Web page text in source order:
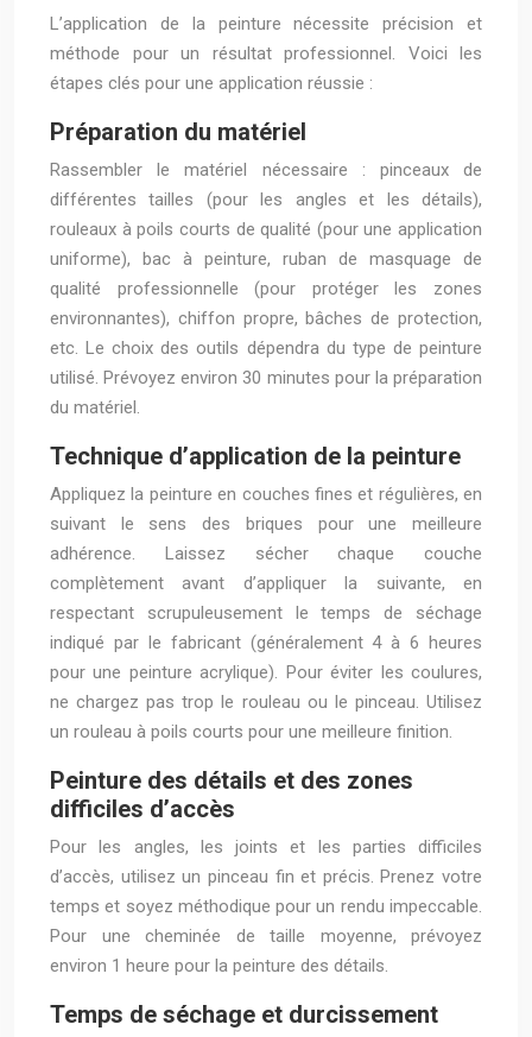
L’application de la peinture nécessite précision et
méthode pour un résultat professionnel. Voici les
étapes clés pour une application réussie :
Préparation du matériel
Rassembler le matériel nécessaire : pinceaux de
différentes tailles (pour les angles et les détails),
rouleaux à poils courts de qualité (pour une application
uniforme), bac à peinture, ruban de masquage de
qualité professionnelle (pour protéger les zones
environnantes), chiffon propre, bâches de protection,
etc. Le choix des outils dépendra du type de peinture
utilisé. Prévoyez environ 30 minutes pour la préparation
du matériel.
Technique d’application de la peinture
Appliquez la peinture en couches fines et régulières, en
suivant le sens des briques pour une meilleure
adhérence. Laissez sécher chaque couche
complètement avant d’appliquer la suivante, en
respectant scrupuleusement le temps de séchage
indiqué par le fabricant (généralement 4 à 6 heures
pour une peinture acrylique). Pour éviter les coulures,
ne chargez pas trop le rouleau ou le pinceau. Utilisez
un rouleau à poils courts pour une meilleure finition.
Peinture des détails et des zones
difficiles d’accès
Pour les angles, les joints et les parties difficiles
d’accès, utilisez un pinceau fin et précis. Prenez votre
temps et soyez méthodique pour un rendu impeccable.
Pour une cheminée de taille moyenne, prévoyez
environ 1 heure pour la peinture des détails.
Temps de séchage et durcissement